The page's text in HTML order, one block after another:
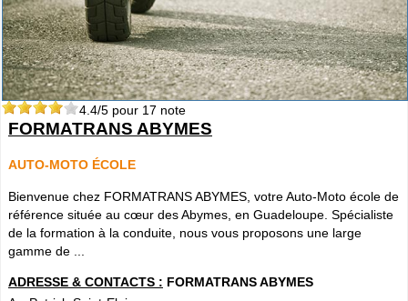
4.4/5 pour 17 note
FORMATRANS ABYMES
AUTO-MOTO ÉCOLE
Bienvenue chez FORMATRANS ABYMES, votre Auto-Moto école de
référence située au cœur des Abymes, en Guadeloupe. Spécialiste
de la formation à la conduite, nous vous proposons une large
gamme de ...
ADRESSE & CONTACTS : FORMATRANS ABYMES